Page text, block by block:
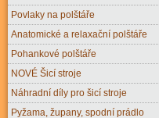
Povlaky na polštáře
Anatomické a relaxační polštáře
Pohankové polštáře
NOVÉ Šicí stroje
Náhradní díly pro šicí stroje
Pyžama, župany, spodní prádlo